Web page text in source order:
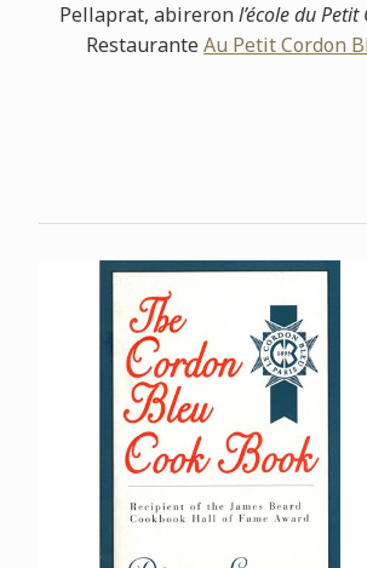
Pellaprat, abireronl’école du
RestauranteAu Petit Cordon